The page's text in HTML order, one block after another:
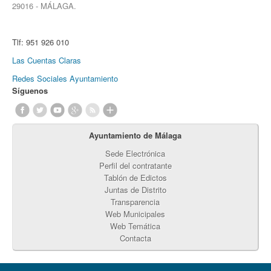
29016 - MÁLAGA.
Tlf: 951 926 010
Las Cuentas Claras
Redes Sociales Ayuntamiento
Síguenos
Ayuntamiento de Málaga
Sede Electrónica
Perfil del contratante
Tablón de Edictos
Juntas de Distrito
Transparencia
Web Municipales
Web Temática
Contacta